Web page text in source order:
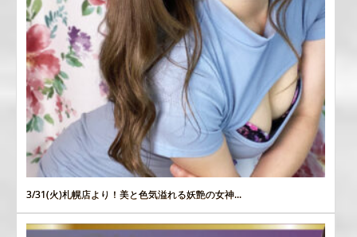
3/31(火)札幌店より！美と色気溢れる妖艶の女神...